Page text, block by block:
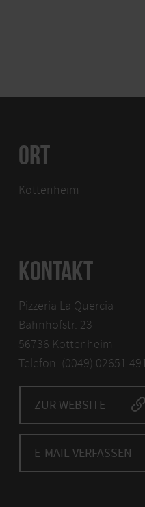
ORT
Kottenheim
KONTAKT
Pizzeria La Quercia
Bahnhofstr. 23
56736 Kottenheim
Telefon: (0049) 02651
ZUR WEBSITE
E-MAIL VERFASSEN